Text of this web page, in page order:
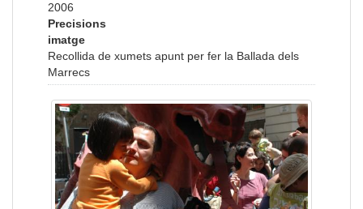
2006
Precisions
imatge
Recollida de xumets apunt per fer la Ballada dels
Marrecs